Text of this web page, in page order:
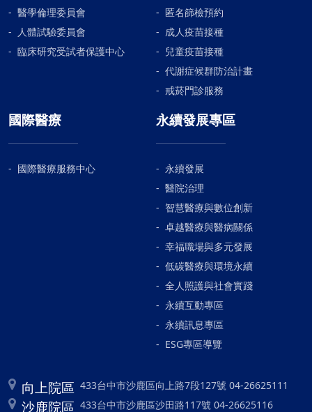
醫學倫理委員會
人體試驗委員會
臨床研究受試者保護中心
匿名篩檢預約
成人疫苗接種
兒童疫苗接種
代謝症候群防治計畫
戒菸門診服務
國際醫療
國際醫療服務中心
永續發展專區
永續發展
醫院治理
智慧醫療與數位創新
卓越醫療與醫病關係
幸福職場與多元發展
低碳醫療與環境永續
全人照護與社會實踐
永續互動專區
永續訊息專區
ESG專區導覽
向上院區 433台中市沙鹿區向上路7段127號 04-26625111
沙鹿院區 433台中市沙鹿區沙田路117號 04-26625116